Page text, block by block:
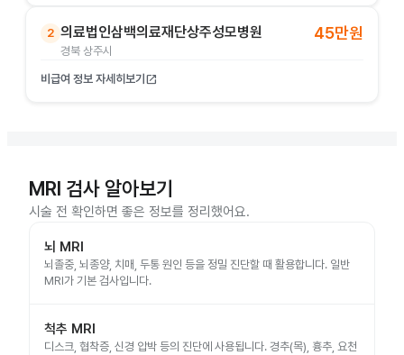
2 의료법인삼백의료재단상주성모병원
경북 상주시
45만원
비급여 정보 자세히보기 open_in_new
MRI 검사 알아보기
시술 전 확인하면 좋은 정보를 정리했어요.
뇌 MRI
뇌졸중, 뇌종양, 치매, 두통 원인 등을 정밀 진단할 때 활용합니다. 일반
MRI가 기본 검사입니다.
척추 MRI
디스크, 협착증, 신경 압박 등의 진단에 사용됩니다. 경추(목), 흉추, 요천